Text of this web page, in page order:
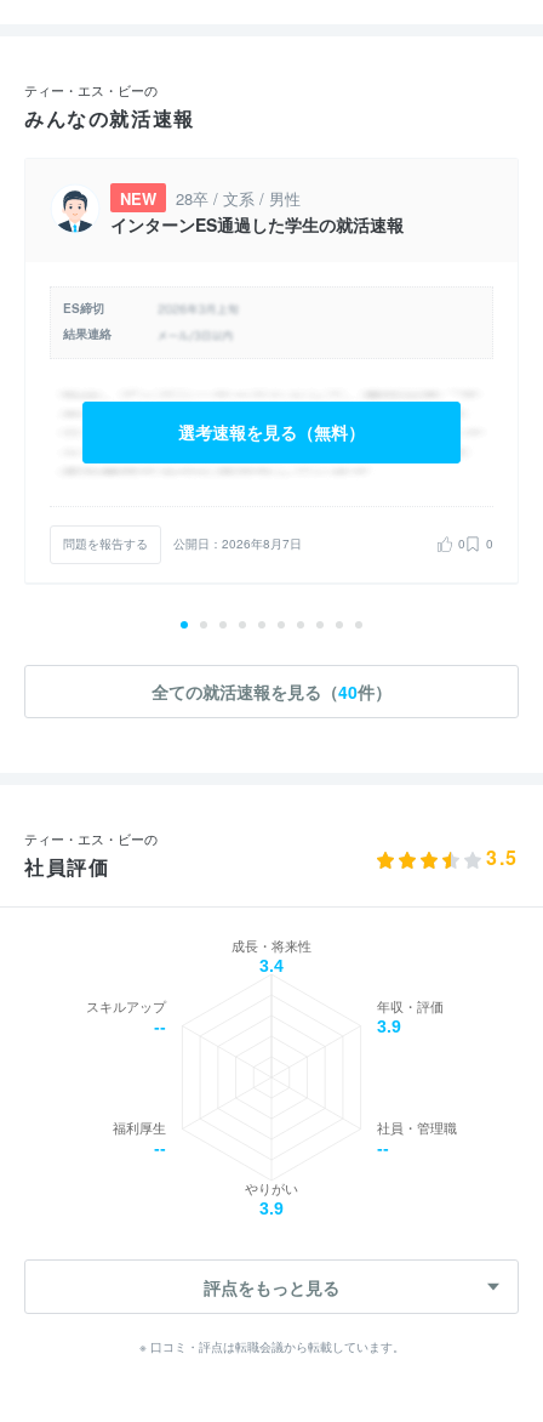
ティー・エス・ビーの
みんなの就活速報
NEW 28卒 / 文系 / 男性
インターンES通過した学生の就活速報
ES締切
結果連絡
選考速報を見る（無料）
問題を報告する 公開日：2026年8月7日 0 0
全ての就活速報を見る（40件）
ティー・エス・ビーの
社員評価 3.5
成長・将来性
3.4
年収・評価
3.9
社員・管理職
--
やりがい
3.9
福利厚生
--
スキルアップ
--
評点をもっと見る
※ 口コミ・評点は転職会議から転載しています。